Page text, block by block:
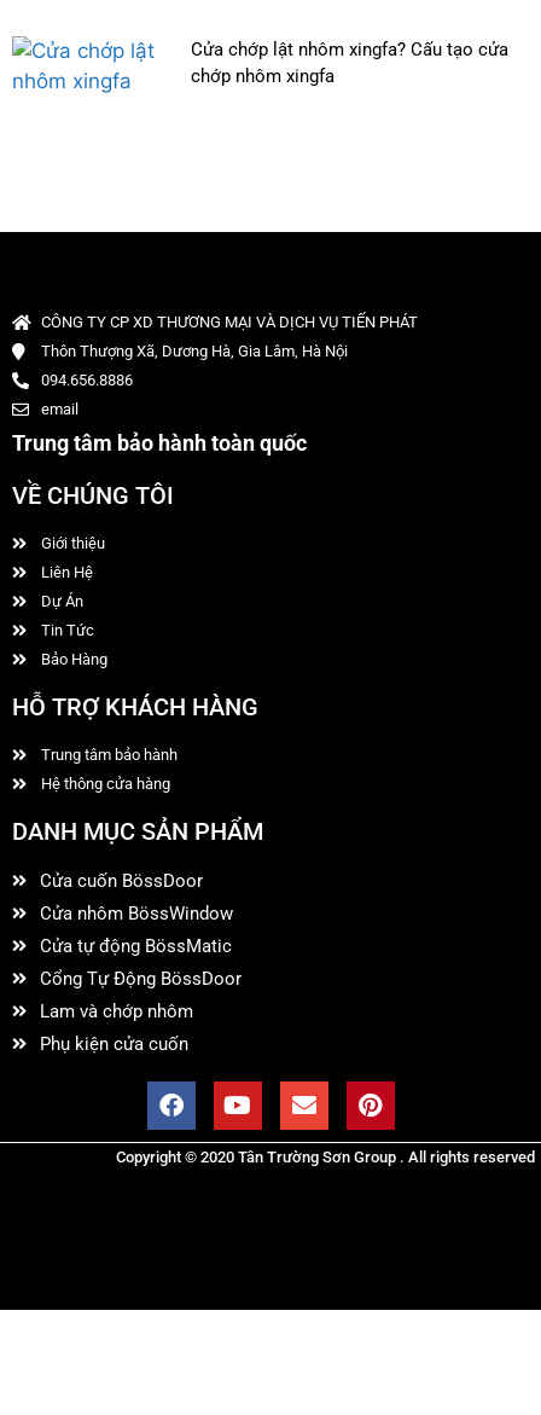
Cửa chớp lật nhôm xingfa? Cấu tạo cửa
chớp nhôm xingfa
CÔNG TY CP XD THƯƠNG MẠI VÀ DỊCH VỤ TIẾN PHÁT
Thôn Thượng Xã, Dương Hà, Gia Lâm, Hà Nội
094.656.8886
email
Trung tâm bảo hành toàn quốc
VỀ CHÚNG TÔI
Giới thiệu
Liên Hệ
Dự Án
Tin Tức
Bảo Hàng
HỖ TRỢ KHÁCH HÀNG
Trung tâm bảo hành
Hệ thông cửa hàng
DANH MỤC SẢN PHẨM
Cửa cuốn BössDoor
Cửa nhôm BössWindow
Cửa tự động BössMatic
Cổng Tự Động BössDoor
Lam và chớp nhôm
Phụ kiện cửa cuốn
Copyright © 2020 Tân Trường Sơn Group . All rights reserved